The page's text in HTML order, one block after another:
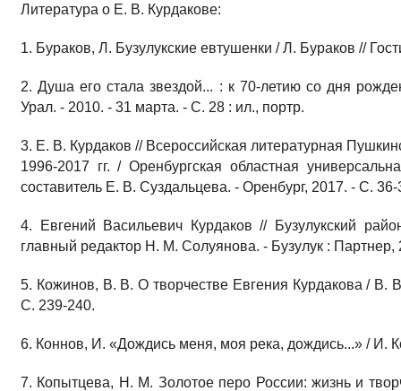
Литература о Е. В. Курдакове:
1. Бураков, Л. Бузулукские евтушенки / Л. Бураков //
2. Душа его стала звездой... : к 70-летию со дня
Урал. - 2010. - 31 марта. - С. 28 : ил., портр.
3. Е. В. Курдаков // Всероссийская литературная
1996-2017 гг. / Оренбургская областная
составитель Е. В. Суздальцева. - Оренбург, 2017. - С. 36-
4. Евгений Васильевич Курдаков // Бузулукский
главный редактор Н. М. Солуянова. - Бузулук :
5. Кожинов, В. В. О творчестве Евгения Курдакова /
С. 239-240.
6. Коннов, И. «Дождись меня, моя река, дождись...» / И.
7. Копытцева, Н. М. Золотое перо России: жизнь и